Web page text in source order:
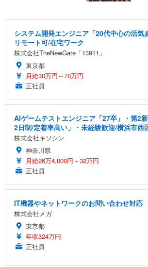
システム開発エンジニア「20代中心の活気
リモート可/在宅ワーク
株式会社TheNewGate「13911」
東京都
月給30万円～70万円
正社員
AIゲームテストエンジニア「27卒」・第2
2日制/定着率高い」・未経験歓迎/横浜市西
株式会社キソシン
神奈川県
月給26万4,000円～32万円
正社員
IT機器やネットワークのお問い合わせ対応
株式会社メガ
東京都
年収324万円
正社員